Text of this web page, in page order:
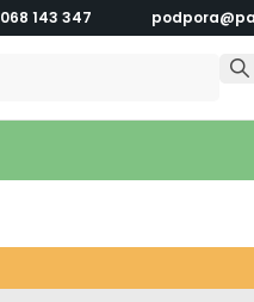
068 143 347